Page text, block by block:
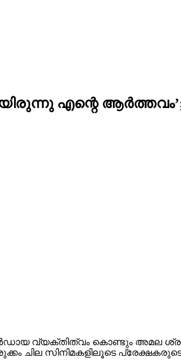
എന്റെ
വ്യക്തിത്വം കൊണ്ടും അമല
സിനിമകളിലൂടെ പ്രേക്ഷകരുടെ